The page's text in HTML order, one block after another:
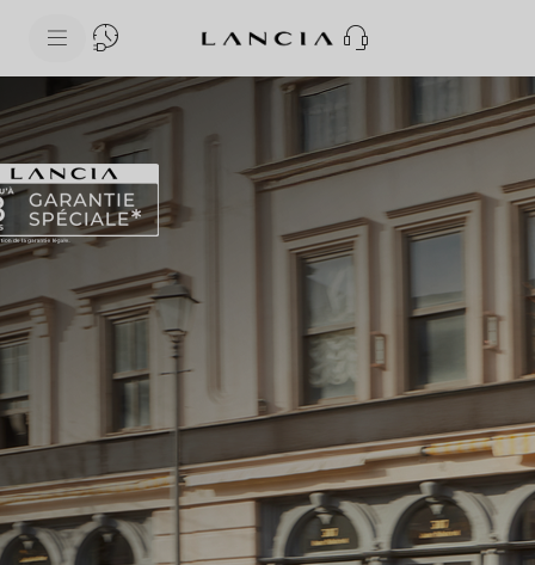
skipToNavigationData